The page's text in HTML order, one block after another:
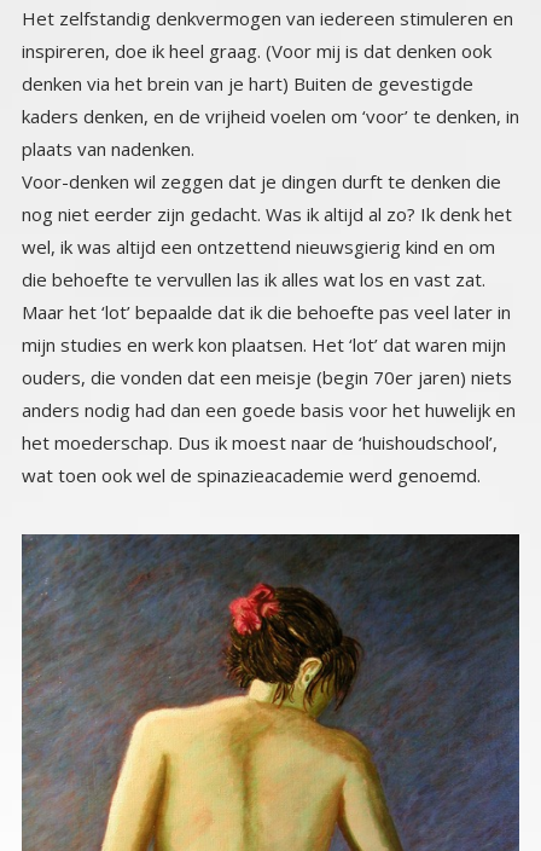
Het zelfstandig denkvermogen van iedereen stimuleren en
inspireren, doe ik heel graag. (Voor mij is dat denken ook
denken via het brein van je hart) Buiten de gevestigde
kaders denken, en de vrijheid voelen om ‘voor’ te denken, in
plaats van nadenken.
Voor-denken wil zeggen dat je dingen durft te denken die
nog niet eerder zijn gedacht. Was ik altijd al zo? Ik denk het
wel, ik was altijd een ontzettend nieuwsgierig kind en om
die behoefte te vervullen las ik alles wat los en vast zat.
Maar het ‘lot’ bepaalde dat ik die behoefte pas veel later in
mijn studies en werk kon plaatsen. Het ‘lot’ dat waren mijn
ouders, die vonden dat een meisje (begin 70er jaren) niets
anders nodig had dan een goede basis voor het huwelijk en
het moederschap. Dus ik moest naar de ‘huishoudschool’,
wat toen ook wel de spinazieacademie werd genoemd.